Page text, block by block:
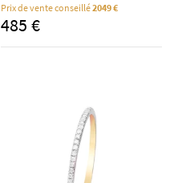
Prix de vente conseillé2049 €
485 €